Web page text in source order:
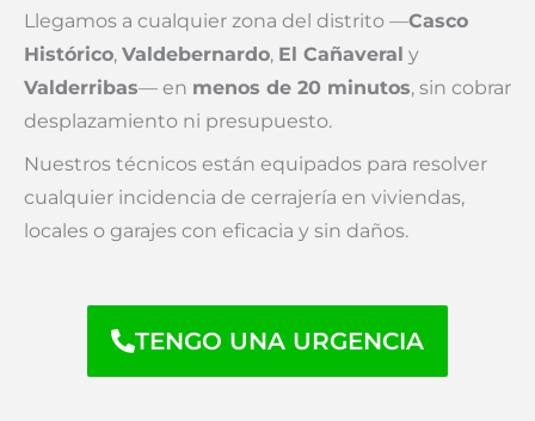
Llegamos a cualquier zona del distrito —Casco
Histórico, Valdebernardo, El Cañaveral y
Valderribas— en menos de 20 minutos, sin cobrar
desplazamiento ni presupuesto.
Nuestros técnicos están equipados para resolver
cualquier incidencia de cerrajería en viviendas,
locales o garajes con eficacia y sin daños.
TENGO UNA URGENCIA